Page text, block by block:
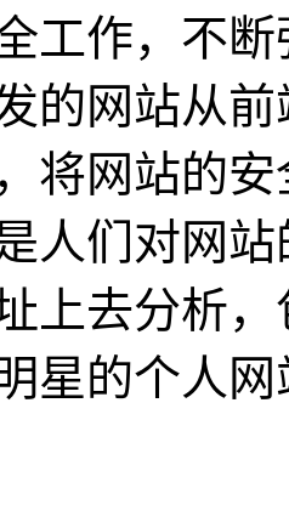
工作，不
的网站从
将网站的
人们对网
上去分析
星的个人